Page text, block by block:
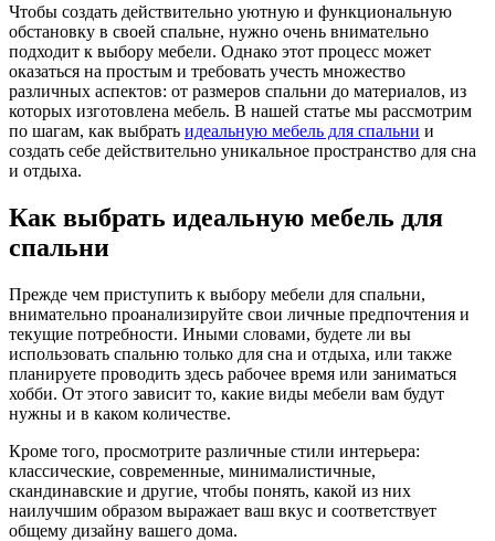
Чтобы создать действительно уютную и функциональную
обстановку в своей спальне, нужно очень внимательно
подходит к выбору мебели. Однако этот процесс может
оказаться на простым и требовать учесть множество
различных аспектов: от размеров спальни до материалов, из
которых изготовлена мебель. В нашей статье мы рассмотрим
по шагам, как выбрать идеальную мебель для спальни и
создать себе действительно уникальное пространство для сна
и отдыха.
Как выбрать идеальную мебель для
спальни
Прежде чем приступить к выбору мебели для спальни,
внимательно проанализируйте свои личные предпочтения и
текущие потребности. Иными словами, будете ли вы
использовать спальню только для сна и отдыха, или также
планируете проводить здесь рабочее время или заниматься
хобби. От этого зависит то, какие виды мебели вам будут
нужны и в каком количестве.
Кроме того, просмотрите различные стили интерьера:
классические, современные, минималистичные,
скандинавские и другие, чтобы понять, какой из них
наилучшим образом выражает ваш вкус и соответствует
общему дизайну вашего дома.